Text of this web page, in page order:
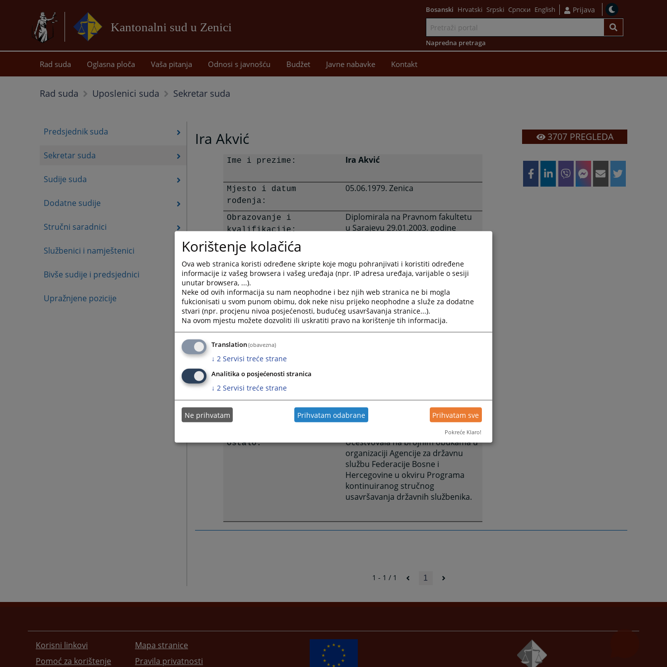
Kantonalni sud u Zenici
sadržaj
Bosanski Hrvatski Srpski Српски English Prijava
Napredna pretraga
Rad suda Oglasna ploča Vaša pitanja Odnosi s javnošću Budžet Javne nabavke Kontakt
Rad suda Uposlenici suda Sekretar suda
Predsjednik suda
Sekretar suda
Sudije suda
Dodatne sudije
Stručni saradnici
Službenici i namještenici
Bivše sudije i predsjednici
Upražnjene pozicije
Ira Akvić
Ime i prezime: Ira Akvić
Mjesto i datum
rođenja:
05.06.1979. Zenica
Obrazovanje i
kvalifikacije:
Diplomirala na Pravnom fakultetu
u Sarajevu 29.01.2003. godine
Pravosudni ispit
Radno iskustvo u
pravosuđu:
Sekretar suda - Kantonalni sud u
16.10.2017.-
Aktivnosti u
profesionalnim
Ostalo:
Učestvovala na brojnim obukama u
organizaciji Agencije za državnu
službu Federacije Bosne i
Hercegovine u okviru Programa
kontinuiranog stručnog
usavršavanja državnih službenika.
3707PREGLEDA
1 - 1 / 1 1
Korisni linkovi
Pomoć za korištenje
Mapa stranice
Pravila privatnosti
Korištenje kolačića
Ova web stranica koristi određene skripte koje mogu pohranjivati i koristiti određene
informacije iz vašeg browsera i vašeg uređaja (npr. IP adresa uređaja, varijable o sesiji
unutar browsera, ...).
Neke od ovih informacija su nam neophodne i bez njih web stranica ne bi mogla
fukcionisati u svom punom obimu, dok neke nisu prijeko neophodne a služe za dodatne
stvari (npr. procjenu nivoa posjećenosti, budućeg usavršavanja stranice...).
Na ovom mjestu možete dozvoliti ili uskratiti pravo na korištenje tih informacija.
Translation(obavezna)
↓ 2 Servisi treće strane
Analitika o posjećenosti stranica
↓ 2 Servisi treće strane
Ne prihvatam Prihvatam odabrane Prihvatam sve
Pokreće Klaro!